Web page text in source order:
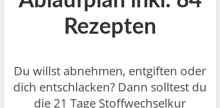
Rezepten
Du willst abnehmen, entgiften oder
dich entschlacken? Dann solltest du
die 21 Tage Stoffwechselkur